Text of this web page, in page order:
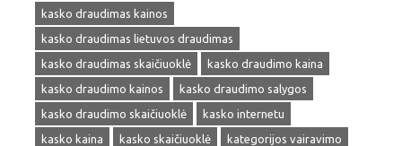
kasko draudimas kainos
kasko draudimas lietuvos draudimas
kasko draudimas skaičiuoklė
kasko draudimo kaina
kasko draudimo kainos
kasko draudimo salygos
kasko draudimo skaičiuoklė
kasko internetu
kasko kaina
kasko skaičiuoklė
kategorijos vairavimo